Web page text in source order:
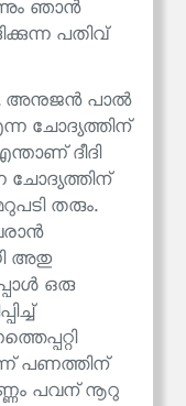
ഞാൻ
പതിവ്
അനുജൻ പാൽ
ചോദ്യത്തിന്
ദീദി
തരും.
അതു
ഒരു
പണത്തിന്
പവന് നൂറു